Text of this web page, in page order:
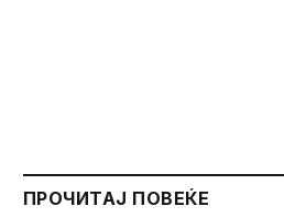
ПРОЧИТАЈ ПОВЕЌЕ